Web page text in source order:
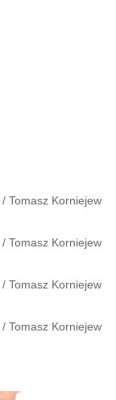
/ Tomasz Korniejew
/ Tomasz Korniejew
/ Tomasz Korniejew
/ Tomasz Korniejew